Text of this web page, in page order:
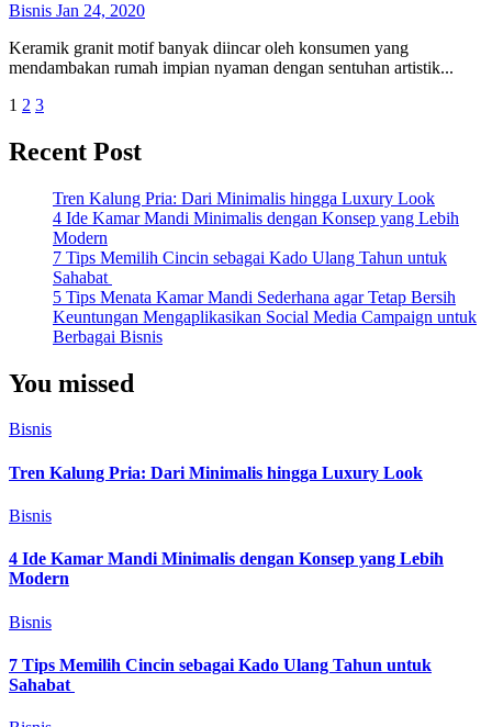
Bisnis Jan 24, 2020
Keramik granit motif banyak diincar oleh konsumen yang
mendambakan rumah impian nyaman dengan sentuhan artistik...
Posts
pagination
1 2 3
Recent Post
Tren Kalung Pria: Dari Minimalis hingga Luxury Look
4 Ide Kamar Mandi Minimalis dengan Konsep yang Lebih
Modern
7 Tips Memilih Cincin sebagai Kado Ulang Tahun untuk
Sahabat
5 Tips Menata Kamar Mandi Sederhana agar Tetap Bersih
Keuntungan Mengaplikasikan Social Media Campaign untuk
Berbagai Bisnis
You missed
Bisnis
Tren Kalung Pria: Dari Minimalis hingga Luxury Look
Bisnis
4 Ide Kamar Mandi Minimalis dengan Konsep yang Lebih
Modern
Bisnis
7 Tips Memilih Cincin sebagai Kado Ulang Tahun untuk
Sahabat